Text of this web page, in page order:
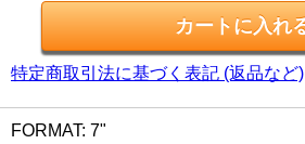
特定商取引法に基づく表記 (返品など)
FORMAT: 7"